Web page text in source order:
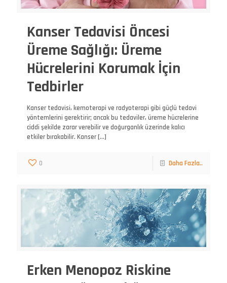
Kanser Tedavisi Öncesi
Üreme Sağlığı: Üreme
Hücrelerini Korumak İçin
Tedbirler
Kanser tedavisi, kemoterapi ve radyoterapi gibi güçlü tedavi
yöntemlerini gerektirir; ancak bu tedaviler, üreme hücrelerine
ciddi şekilde zarar verebilir ve doğurganlık üzerinde kalıcı
etkiler bırakabilir. Kanser[…]
0 Daha Fazla..
Erken Menopoz Riskine